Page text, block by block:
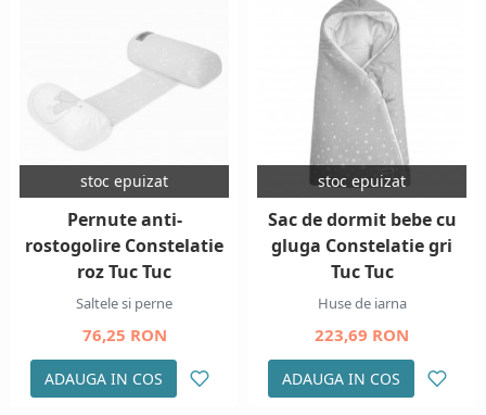
stoc epuizat
Pernute anti-
rostogolire Constelatie
roz Tuc Tuc
Saltele si perne
76,25 RON
ADAUGA IN COS
stoc epuizat
Sac de dormit bebe cu
gluga Constelatie gri
Tuc Tuc
Huse de iarna
223,69 RON
ADAUGA IN COS